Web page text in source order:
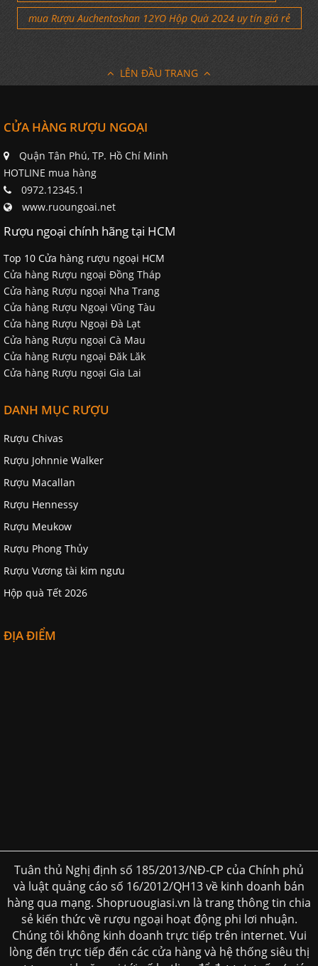
mua Rượu Auchentoshan 12YO Hộp Quà 2024 uy tín giá rẻ
LÊN ĐẦU TRANG
CỬA HÀNG RƯỢU NGOẠI
Quận Tân Phú, TP. Hồ Chí Minh
HOTLINE mua hàng
0972.12345.1
www.ruoungoai.net
Rượu ngoại chính hãng tại HCM
Top 10 Cửa hàng rượu ngoại HCM
Cửa hàng Rượu ngoại Đồng Tháp
Cửa hàng Rượu ngoại Nha Trang
Cửa hàng Rượu Ngoại Vũng Tàu
Cửa hàng Rượu Ngoại Đà Lạt
Cửa hàng Rượu ngoại Cà Mau
Cửa hàng Rượu ngoại Đăk Lăk
Cửa hàng Rượu ngoại Gia Lai
DANH MỤC RƯỢU
Rượu Chivas
Rượu Johnnie Walker
Rượu Macallan
Rượu Hennessy
Rượu Meukow
Rượu Phong Thủy
Rượu Vương tài kim ngưu
Hộp quà Tết 2026
ĐỊA ĐIỂM
Tuân thủ Nghị định số 185/2013/NĐ-CP của Chính phủ
và luật quảng cáo số 16/2012/QH13 về kinh doanh bán
hàng qua mạng. Shopruougiasi.vn là trang thông tin chia
sẻ kiến thức về rượu ngoại hoạt động phi lơi nhuận.
Chúng tôi không kinh doanh trực tiếp trên internet. Vui
lòng đến trực tiếp đến các cửa hàng và hệ thống siêu thị